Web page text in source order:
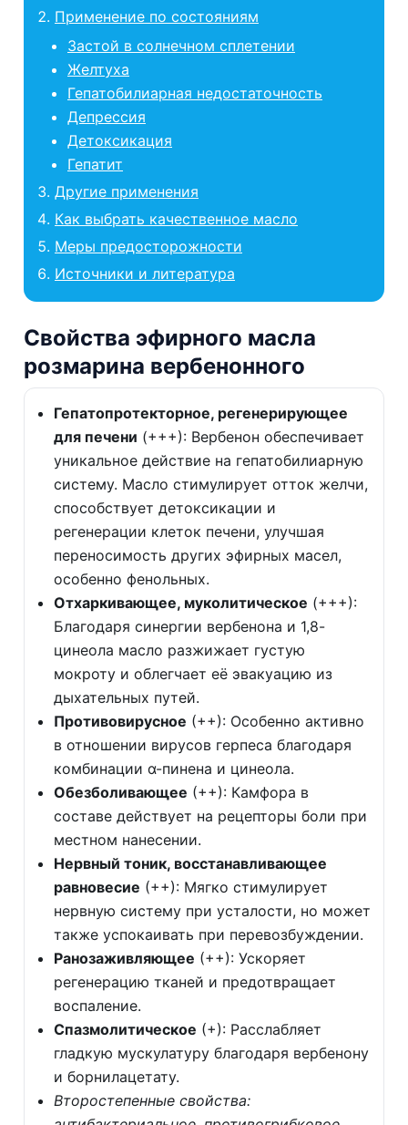
Применение по состояниям
Застой в солнечном сплетении
Желтуха
Гепатобилиарная недостаточность
Депрессия
Детоксикация
Гепатит
Другие применения
Как выбрать качественное масло
Меры предосторожности
Источники и литература
Свойства эфирного масла
розмарина вербенонного
Гепатопротекторное, регенерирующее
для печени (+++): Вербенон обеспечивает
уникальное действие на гепатобилиарную
систему. Масло стимулирует отток желчи,
способствует детоксикации и
регенерации клеток печени, улучшая
переносимость других эфирных масел,
особенно фенольных.
Отхаркивающее, муколитическое (+++):
Благодаря синергии вербенона и 1,8-
цинеола масло разжижает густую
мокроту и облегчает её эвакуацию из
дыхательных путей.
Противовирусное (++): Особенно активно
в отношении вирусов герпеса благодаря
комбинации α-пинена и цинеола.
Обезболивающее (++): Камфора в
составе действует на рецепторы боли при
местном нанесении.
Нервный тоник, восстанавливающее
равновесие (++): Мягко стимулирует
нервную систему при усталости, но может
также успокаивать при перевозбуждении.
Ранозаживляющее (++): Ускоряет
регенерацию тканей и предотвращает
воспаление.
Спазмолитическое (+): Расслабляет
гладкую мускулатуру благодаря вербенону
и борнилацетату.
Второстепенные свойства: